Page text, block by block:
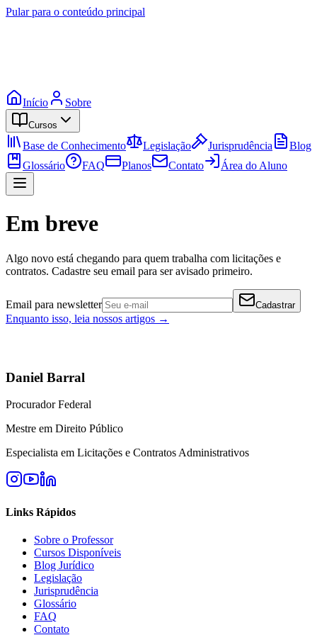
Pular para o conteúdo principal
Início Sobre
Cursos
Base de Conhecimento Legislação Jurisprudência
Blog
Glossário
FAQ Planos Contato Área do Aluno
Em breve
Algo novo está chegando para quem trabalha com licitações e
contratos. Cadastre seu email para ser avisado primeiro.
Email para newsletter Cadastrar
Enquanto isso, leia nossos artigos →
Daniel Barral
Procurador Federal
Mestre em Direito Público
Especialista em Licitações e Contratos Administrativos
Links Rápidos
Sobre o Professor
Cursos Disponíveis
Blog Jurídico
Legislação
Jurisprudência
Glossário
FAQ
Contato